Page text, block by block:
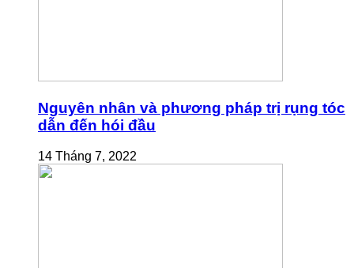
Nguyên nhân và phương pháp trị rụng tóc
dẫn đến hói đầu
14 Tháng 7, 2022